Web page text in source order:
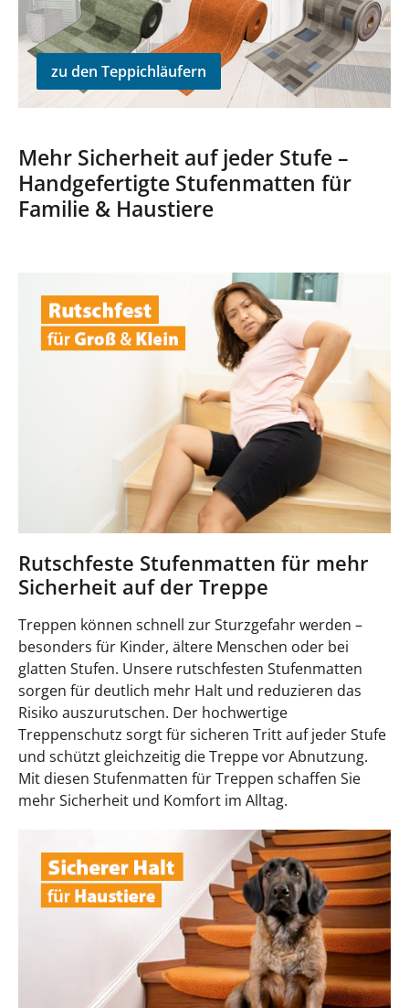
zu den Teppichläufern
Mehr Sicherheit auf jeder Stufe –
Handgefertigte Stufenmatten für
Familie & Haustiere
Rutschfeste Stufenmatten für mehr
Sicherheit auf der Treppe
Treppen können schnell zur Sturzgefahr werden –
besonders für Kinder, ältere Menschen oder bei
glatten Stufen. Unsere rutschfesten Stufenmatten
sorgen für deutlich mehr Halt und reduzieren das
Risiko auszurutschen. Der hochwertige
Treppenschutz sorgt für sicheren Tritt auf jeder Stufe
und schützt gleichzeitig die Treppe vor Abnutzung.
Mit diesen Stufenmatten für Treppen schaffen Sie
mehr Sicherheit und Komfort im Alltag.